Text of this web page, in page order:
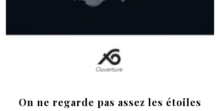
On ne regarde pas assez les étoiles